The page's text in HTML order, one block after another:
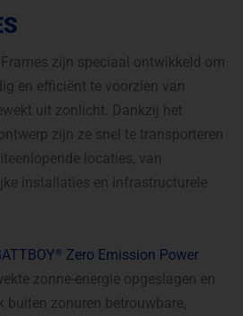
zijn speciaal ontwikkeld om
en efficiënt te voorzien van
uit zonlicht. Dankzij het
zijn ze snel te transporteren
locaties, van
installaties en infrastructurele
® Zero Emission Power
zonne-energie opgeslagen en
buiten zonuren betrouwbare,